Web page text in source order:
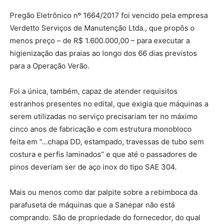
Pregão Eletrônico nº 1664/2017 foi vencido pela empresa
Verdetto Serviços de Manutenção Ltda., que propôs o
menos preço – de R$ 1.600.000,00 – para executar a
higienização das praias ao longo dos 66 dias previstos
para a Operação Verão.
Foi a única, também, capaz de atender requisitos
estranhos presentes no edital, que exigia que máquinas a
serem utilizadas no serviço precisariam ter no máximo
cinco anos de fabricação e com estrutura monobloco
feita em “…chapa DD, estampado, travessas de tubo sem
costura e perfis laminados” e que até o passadores de
pinos deveriam ser de aço inox do tipo SAE 304.
Mais ou menos como dar palpite sobre a rebimboca da
parafuseta de máquinas que a Sanepar não está
comprando. São de propriedade do fornecedor, do qual